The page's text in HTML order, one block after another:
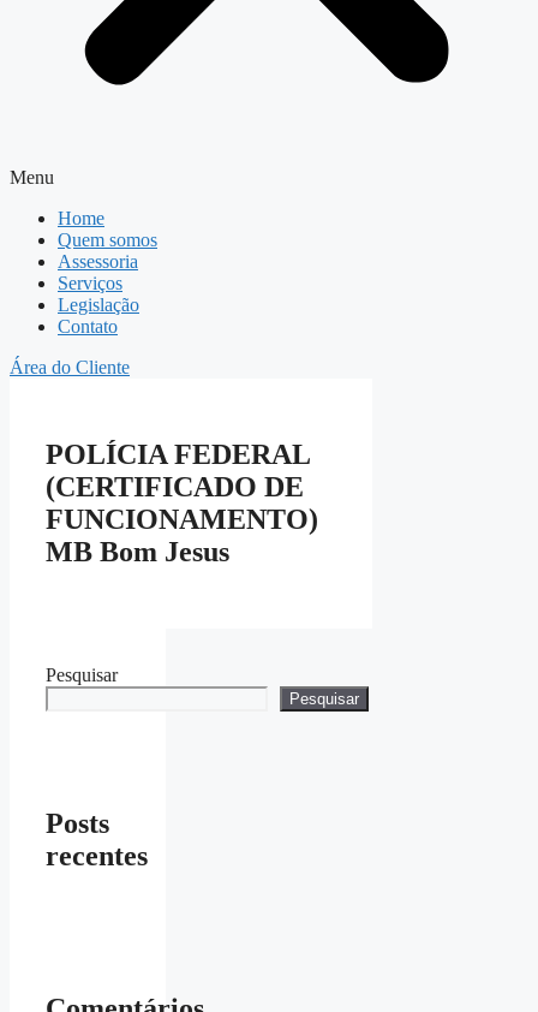
Menu
Home
Quem somos
Assessoria
Serviços
Legislação
Contato
Área do Cliente
POLÍCIA FEDERAL
(CERTIFICADO DE
FUNCIONAMENTO)
MB Bom Jesus
Pesquisar
Pesquisar
Posts
recentes